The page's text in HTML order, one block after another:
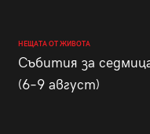
НЕЩАТА ОТ ЖИВОТА
Събития за
(6–9 август)